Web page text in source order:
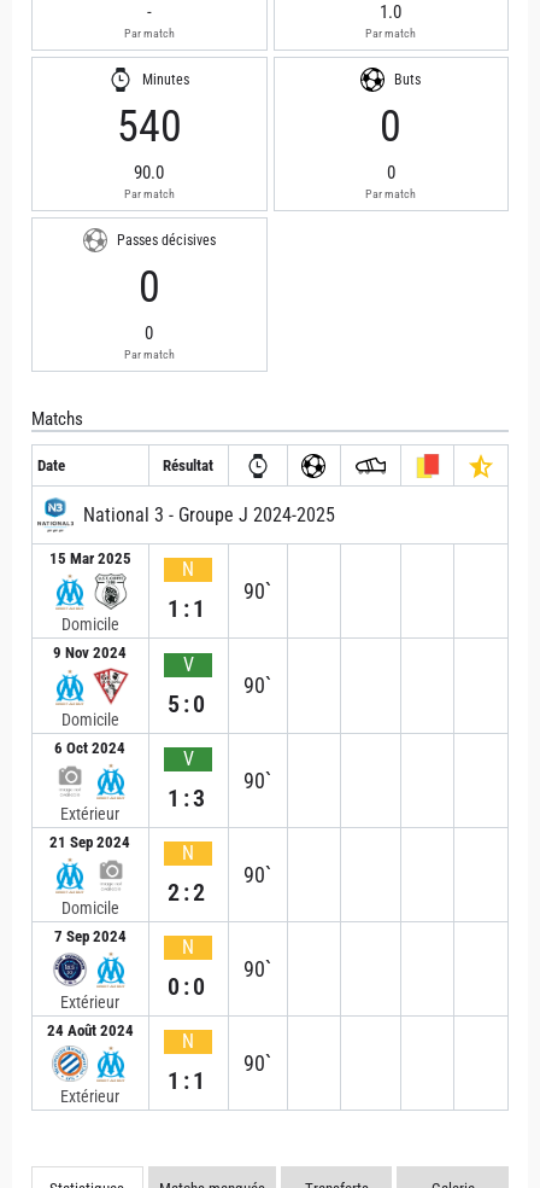
-
Par match
1.0
Par match
Minutes
540
90.0
Par match
Buts
0
0
Par match
Passes décisives
0
0
Par match
Matchs
Date Résultat
National 3 - Groupe J 2024-2025
15 Mar 2025
Domicile
N
1:1
90`
9 Nov 2024
Domicile
V
5:0
90`
6 Oct 2024
Extérieur
V
1:3
90`
21 Sep 2024
Domicile
N
2:2
90`
7 Sep 2024
Extérieur
N
0:0
90`
24 Août 2024
Extérieur
N
1:1
90`